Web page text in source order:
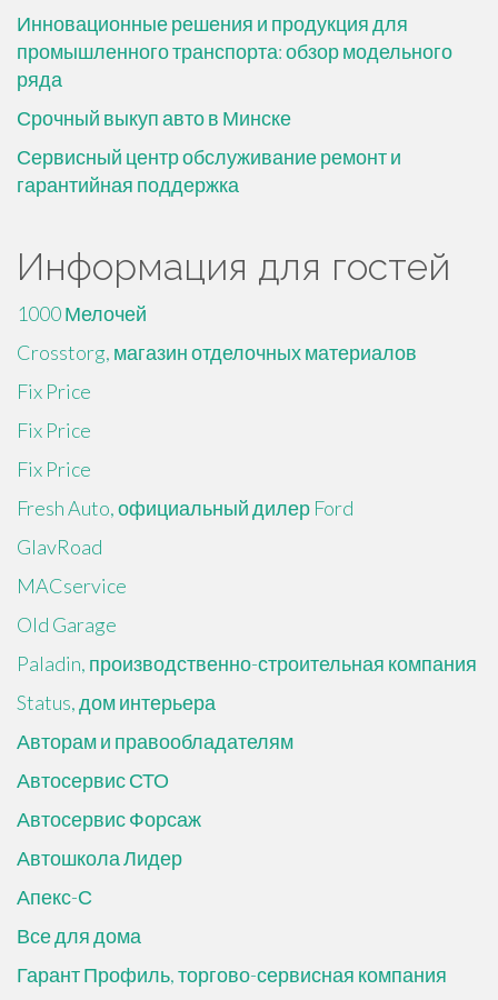
Инновационные решения и продукция для
промышленного транспорта: обзор модельного
ряда
Срочный выкуп авто в Минске
Сервисный центр обслуживание ремонт и
гарантийная поддержка
Информация для гостей
1000 Мелочей
Crosstorg, магазин отделочных материалов
Fix Price
Fix Price
Fix Price
Fresh Auto, официальный дилер Ford
GlavRoad
MACservice
Old Garage
Paladin, производственно-строительная компания
Status, дом интерьера
Авторам и правообладателям
Автосервис СТО
Автосервис Форсаж
Автошкола Лидер
Апекс-С
Все для дома
Гарант Профиль, торгово-сервисная компания